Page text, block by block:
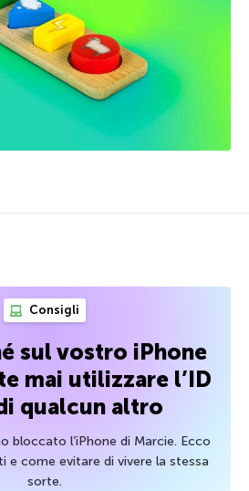
Consigli
sul vostro iPhone
mai utilizzare l’ID
qualcun altro
bloccato l’iPhone di Marcie. Ecco
e come evitare di vivere la stessa
sorte.